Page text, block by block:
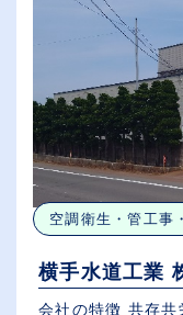
空調衛生・管工事
横手水道工業
会社の特徴 共存共